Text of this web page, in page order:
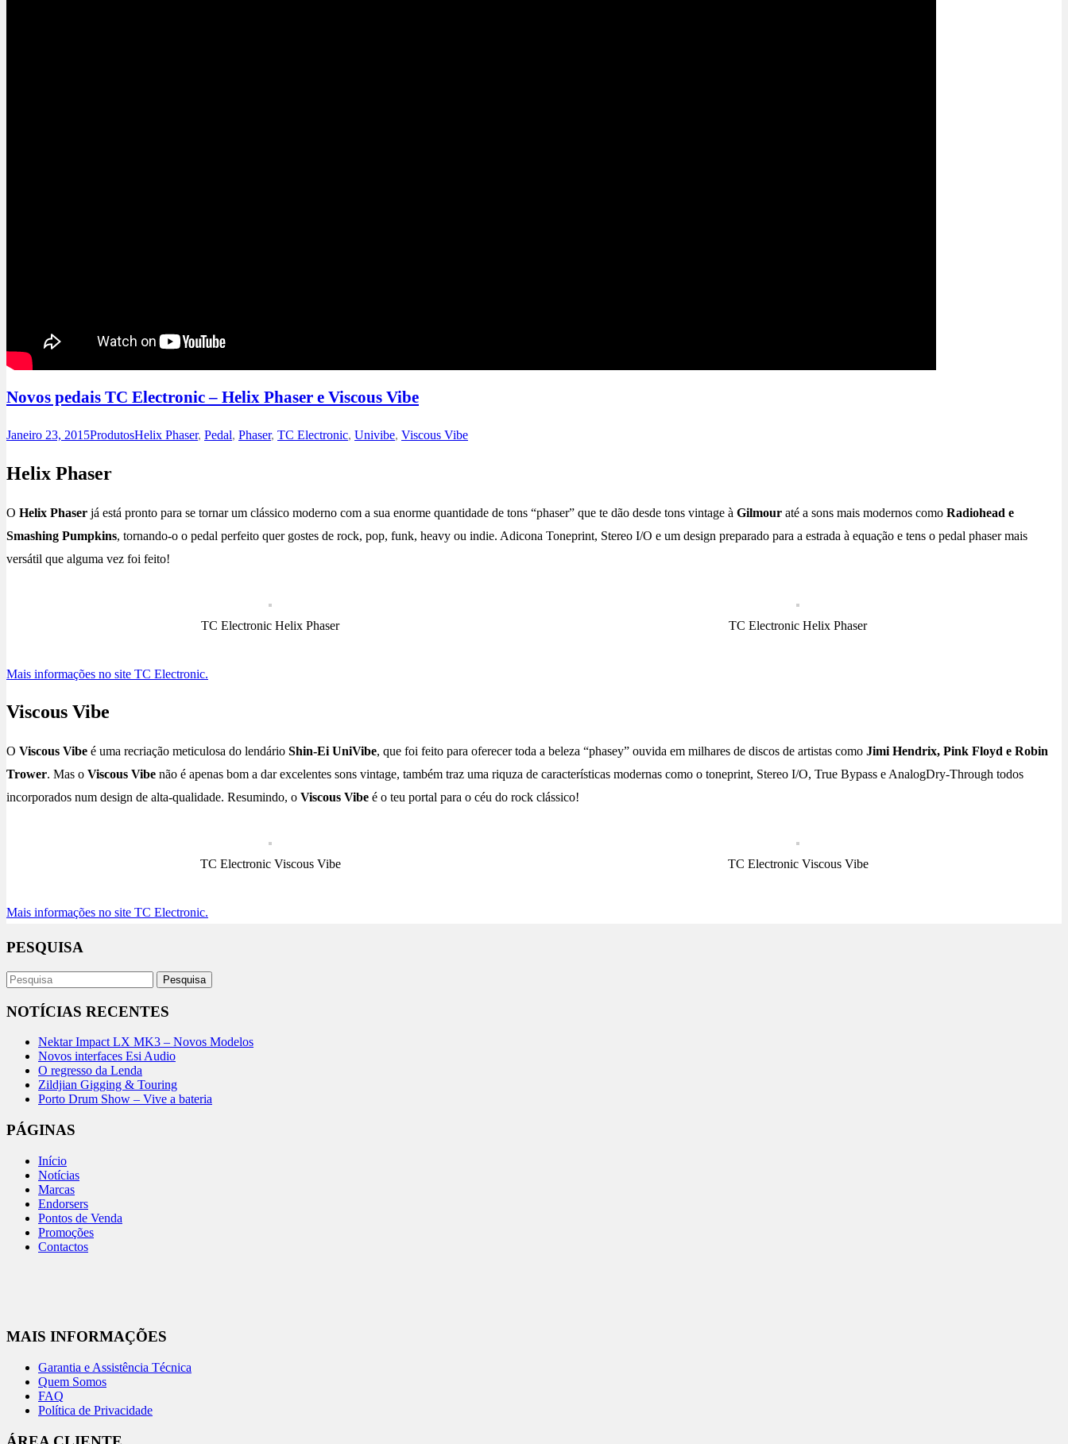
Novos pedais TC Electronic – Helix Phaser e Viscous Vibe
Janeiro 23, 2015ProdutosHelix Phaser, Pedal, Phaser, TC Electronic, Univibe, Viscous Vibe
Helix Phaser
O Helix Phaser já está pronto para se tornar um clássico moderno com a sua enorme quantidade de tons “phaser” que te dão desde tons vintage à Gilmour até a sons mais modernos como Radiohead e
Smashing Pumpkins, tornando-o o pedal perfeito quer gostes de rock, pop, funk, heavy ou indie. Adicona Toneprint, Stereo I/O e um design preparado para a estrada à equação e tens o pedal phaser mais
versátil que alguma vez foi feito!
TC Electronic Helix Phaser TC Electronic Helix Phaser
Mais informações no site TC Electronic.
Viscous Vibe
O Viscous Vibe é uma recriação meticulosa do lendário Shin-Ei UniVibe, que foi feito para oferecer toda a beleza “phasey” ouvida em milhares de discos de artistas como Jimi Hendrix, Pink Floyd e Robin
Trower. Mas o Viscous Vibe não é apenas bom a dar excelentes sons vintage, também traz uma riquza de características modernas como o toneprint, Stereo I/O, True Bypass e AnalogDry-Through todos
incorporados num design de alta-qualidade. Resumindo, o Viscous Vibe é o teu portal para o céu do rock clássico!
TC Electronic Viscous Vibe TC Electronic Viscous Vibe
Mais informações no site TC Electronic.
PESQUISA
NOTÍCIAS RECENTES
Nektar Impact LX MK3 – Novos Modelos
Novos interfaces Esi Audio
O regresso da Lenda
Zildjian Gigging & Touring
Porto Drum Show – Vive a bateria
PÁGINAS
Início
Notícias
Marcas
Endorsers
Pontos de Venda
Promoções
Contactos
MAIS INFORMAÇÕES
Garantia e Assistência Técnica
Quem Somos
FAQ
Política de Privacidade